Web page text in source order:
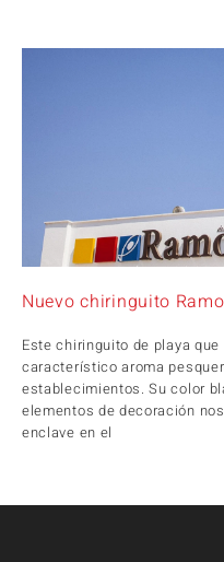
Nuevo chiringuito
Este chiringuito de playa
característico aroma
establecimientos. Su color
elementos de decoración
enclave en el